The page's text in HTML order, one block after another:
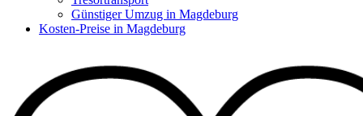
Günstiger Umzug in Magdeburg
Kosten-Preise in Magdeburg